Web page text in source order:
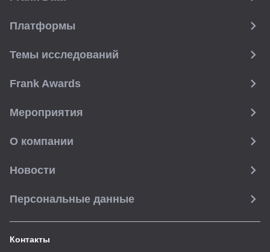
Платформы
Темы исследований
Frank Awards
Мероприятия
О компании
Новости
Персональные данные
Контакты